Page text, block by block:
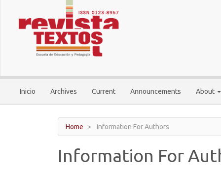
Main
Content
Sidebar
Inicio Archives Current Announcements About
Home Information For Authors
Information For